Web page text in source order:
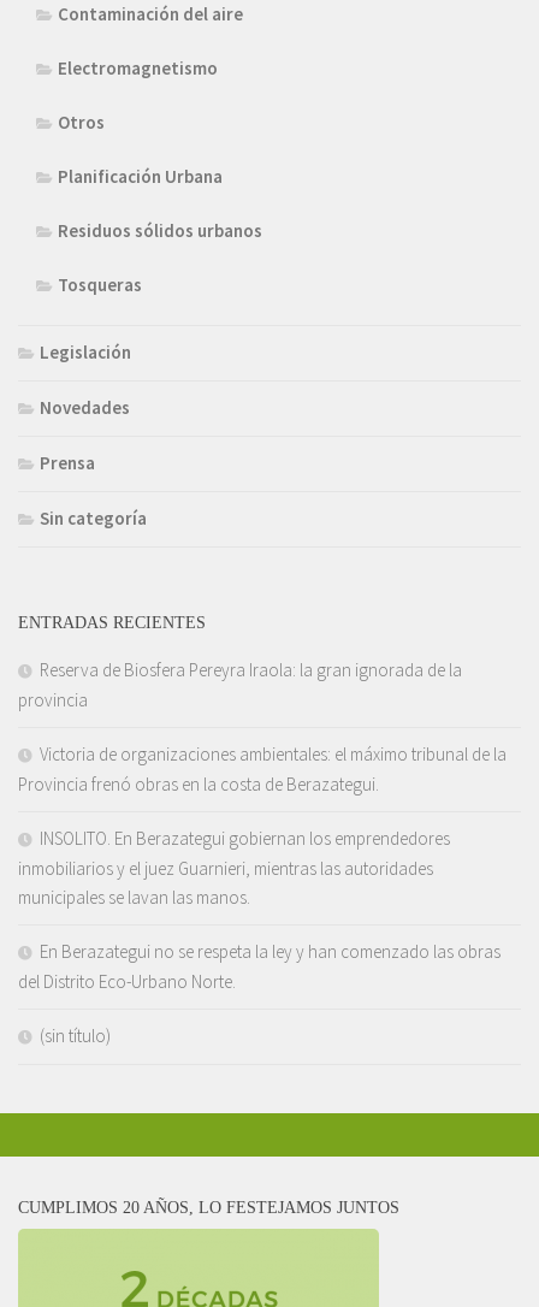
Contaminación del aire
Electromagnetismo
Otros
Planificación Urbana
Residuos sólidos urbanos
Tosqueras
Legislación
Novedades
Prensa
Sin categoría
ENTRADAS RECIENTES
Reserva de Biosfera Pereyra Iraola: la gran ignorada de la
provincia
Victoria de organizaciones ambientales: el máximo tribunal de la
Provincia frenó obras en la costa de Berazategui.
INSOLITO. En Berazategui gobiernan los emprendedores
inmobiliarios y el juez Guarnieri, mientras las autoridades
municipales se lavan las manos.
En Berazategui no se respeta la ley y han comenzado las obras
del Distrito Eco-Urbano Norte.
(sin título)
CUMPLIMOS 20 AÑOS, LO FESTEJAMOS JUNTOS